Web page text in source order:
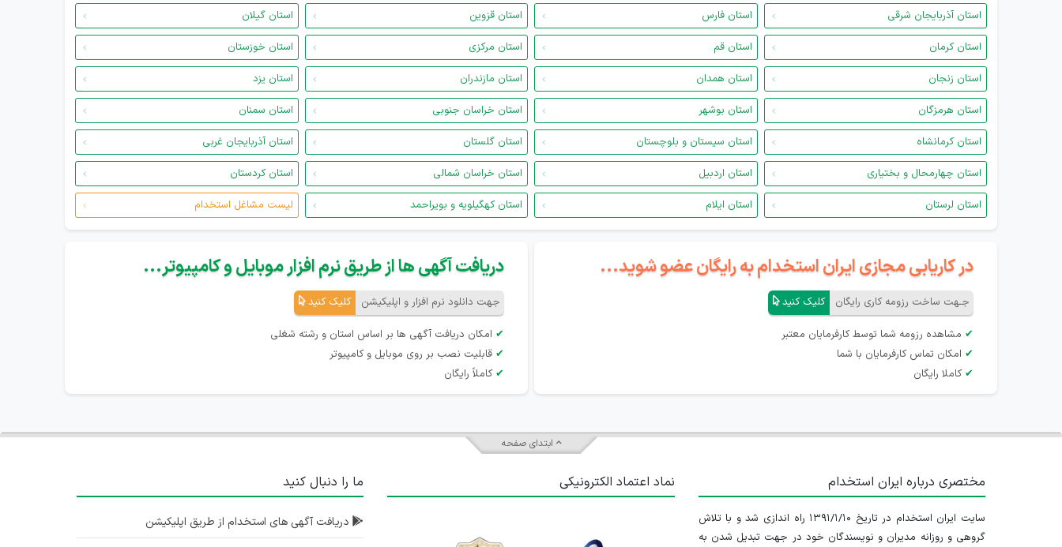
استان آذربایجان شرقی
استان فارس استان قزوین
استان گیلان
استان کرمان
استان قم استان مرکزی
استان خوزستان
استان زنجان
استان همدان استان مازندران
استان یزد
استان هرمزگان
استان بوشهر استان خراسان جنوبی
استان سمنان
استان کرمانشاه
استان سیستان و بلوچستان استان گلستان
استان آذربایجان غربی
استان چهارمحال و بختیاری
استان اردبیل استان خراسان شمالی
استان کردستان
استان لرستان
استان ایلام استان کهگیلویه و بویراحمد لیست مشاغل استخدام
در کاریابی مجازی ایران استخدام به رایگان عضو شوید...
جـهت ساخت رزومه کاری رایگان کلیک کنید
✔ مشاهده رزومه شما توسط کارفرمایان معتبر
✔ امکان تماس کارفرمایان با شما
✔ کاملا رایگان
دریافت آگهی ها از طریق نرم افزار موبایل و کامپیوتر...
جهت دانلود نرم افزار و اپلیکیشن کلیک کنید
✔ امکان دریافت آگهی ها بر اساس استان و رشته شغلی
✔ قابلیت نصب بر روی موبایل و کامپیوتر
✔ کاملاً رایگان
ابتدای صفحه
مختصری درباره ایران استخدام
سایت ایران استخدام در تاریخ ۱۳۹۱/۱/۱۰ راه اندازی شد و با تلاش
گروهی و روزانه مدیران و نویسندگان خود در جهت تبدیل شدن به
نماد اعتماد الکترونیکی ما را دنبال کنید
دریافت آگهی های استخدام از طریق اپلیکیشن